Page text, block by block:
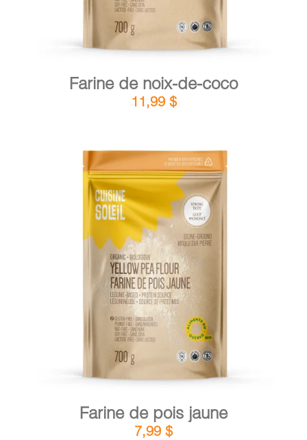
Farine de noix-de-coco
11,99 $
AJOUTER AU PANIER / DÉTAILS
Farine de pois jaune
7,99 $